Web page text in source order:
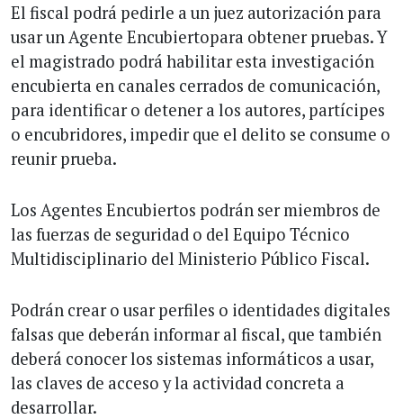
El fiscal podrá pedirle a un juez autorización para
usar un Agente Encubiertopara obtener pruebas. Y
el magistrado podrá habilitar esta investigación
encubierta en canales cerrados de comunicación,
para identificar o detener a los autores, partícipes
o encubridores, impedir que el delito se consume o
reunir prueba.
Los Agentes Encubiertos podrán ser miembros de
las fuerzas de seguridad o del Equipo Técnico
Multidisciplinario del Ministerio Público Fiscal.
Podrán crear o usar perfiles o identidades digitales
falsas que deberán informar al fiscal, que también
deberá conocer los sistemas informáticos a usar,
las claves de acceso y la actividad concreta a
desarrollar.